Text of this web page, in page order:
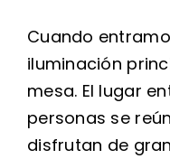
Cuando
iluminación
mesa. El lugar
personas se
disfrutan de